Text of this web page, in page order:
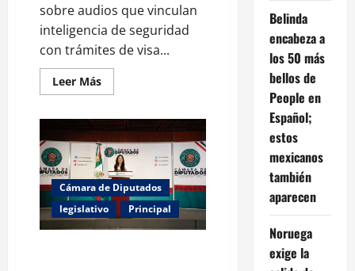
sobre audios que vinculan
inteligencia de seguridad
con trámites de visa...
Leer MásLeer
más
Kenia
López
cuestiona
conflicto
de
interés
en
gestión
de
visa
Cámara de Diputados
legislativo
Principal
Belinda
encabeza a
los 50 más
bellos de
People en
Español;
estos
mexicanos
también
aparecen
Noruega
exige la